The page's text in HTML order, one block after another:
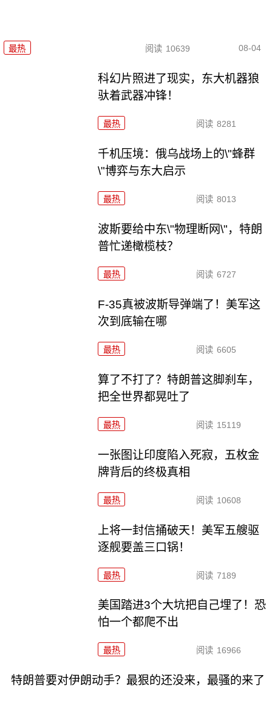
最热 阅读 10639 08-04
科幻片照进了现实，东大机器狼
驮着武器冲锋！
最热 阅读 8281
千机压境：俄乌战场上的\"蜂群
\"博弈与东大启示
最热 阅读 8013
波斯要给中东\"物理断网\"，特朗
普忙递橄榄枝？
最热 阅读 6727
F-35真被波斯导弹端了！美军这
次到底输在哪
最热 阅读 6605
算了不打了？特朗普这脚刹车，
把全世界都晃吐了
最热 阅读 15119
一张图让印度陷入死寂，五枚金
牌背后的终极真相
最热 阅读 10608
上将一封信捅破天！美军五艘驱
逐舰要盖三口锅！
最热 阅读 7189
美国踏进3个大坑把自己埋了！恐
怕一个都爬不出
最热 阅读 16966
特朗普要对伊朗动手？最狠的还没来，最骚的来了